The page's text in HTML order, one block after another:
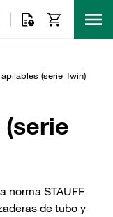
apilables (serie Twin)
norma STAUFF
de tubo y